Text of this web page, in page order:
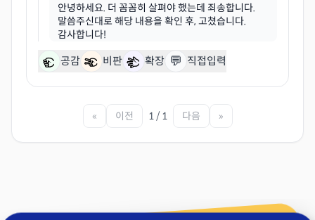
안녕하세요. 더 꼼꼼히 살펴야 했는데 죄송합니다.
말씀주신대로 해당 내용을 확인 후, 고쳤습니다.
공감 비판 확장 💬 직접입력
« 이전 1 / 1 다음 »